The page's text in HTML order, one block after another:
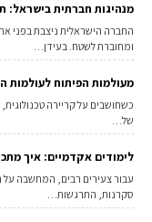
מנהיגות חברתית בישראל:
החברה הישראלית ניצבת בפני
ומחוברת לשטח. בעידן…
מעולמות הפיתוח לעולמות
כשחושבים על קריירה
של…
לימודים אקדמיים: איך
עבור צעירים רבים, המחשבה
סקרנות, התרגשות…